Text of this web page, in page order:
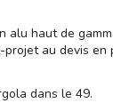
haut de
au devis
dans le 49.